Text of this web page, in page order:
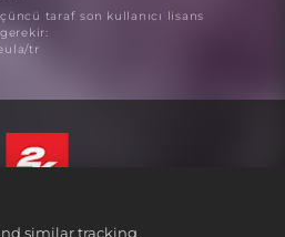
taraf son kullanıcı lisans
tr
Türkçe
similar tracking